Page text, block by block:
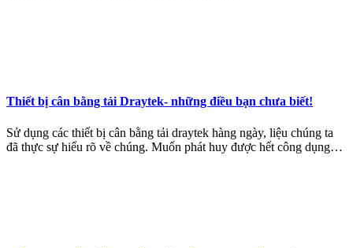
Thiết bị cân bằng tải Draytek- những điều bạn chưa biết!
Sử dụng các thiết bị cân bằng tải draytek hàng ngày, liệu chúng ta
đã thực sự hiểu rõ về chúng. Muốn phát huy được hết công dụng…